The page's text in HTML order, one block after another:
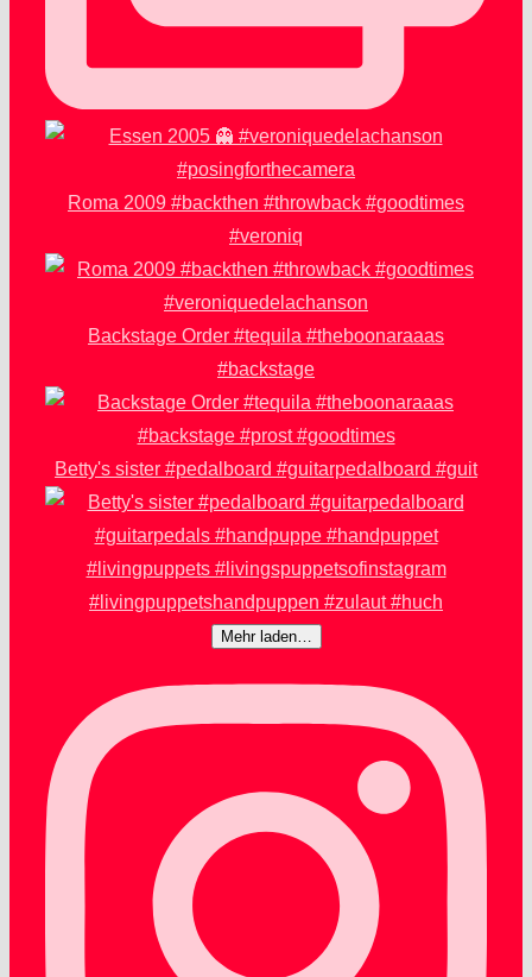
Roma 2009 #backthen #throwback #goodtimes
#veroniq
Backstage Order #tequila #theboonaraaas
#backstage
Betty's sister #pedalboard #guitarpedalboard #guit
Mehr laden…